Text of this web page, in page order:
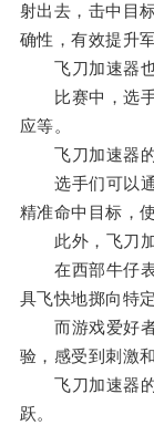
射出去，击中目
确性，有效提升
飞刀加速器也
比赛中，选手
应等。
飞刀加速器的
选手们可以通
精准命中目标，
此外，飞刀加
在西部牛仔表
具飞快地掷向特
而游戏爱好者
验，感受到刺激
飞刀加速器的
跃。